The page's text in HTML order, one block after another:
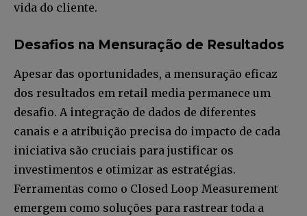
vida do cliente. ​
Desafios na Mensuração de Resultados
Apesar das oportunidades, a mensuração eficaz
dos resultados em retail media permanece um
desafio. A integração de dados de diferentes
canais e a atribuição precisa do impacto de cada
iniciativa são cruciais para justificar os
investimentos e otimizar as estratégias.
Ferramentas como o Closed Loop Measurement
emergem como soluções para rastrear toda a